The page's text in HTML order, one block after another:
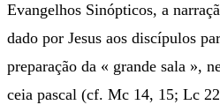
Evangelhos Sinópticos, a
dado por Jesus aos discípulos
preparação da « grande sala »,
ceia pascal (cf. Mc 14, 15; Lc